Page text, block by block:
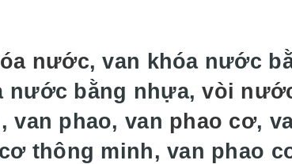
nước, van khóa nước
nước bằng nhựa,vòi
van phao, van phao cơ,
thông minh, van phao